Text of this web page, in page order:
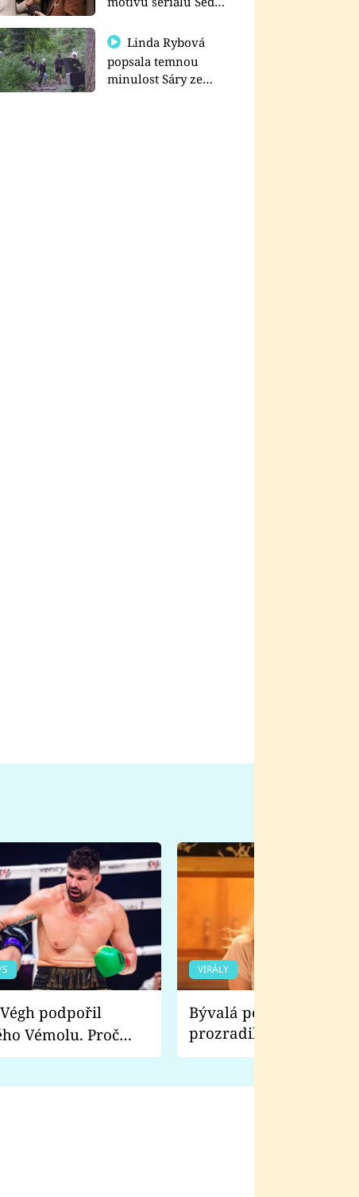
Linda Rybová
popsala temnou
minulost Sáry ze
Vémolu. Proč
zápasit s ním než
VIRÁLY
Bývalá pornoherečka
prozradila, co ji
natáčení Euforie.